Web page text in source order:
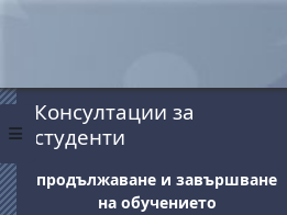
Страничен панел
Блокове
Прескочи Консултации за студенти
Консултации за
студенти
продължаване и завършване
на обучението